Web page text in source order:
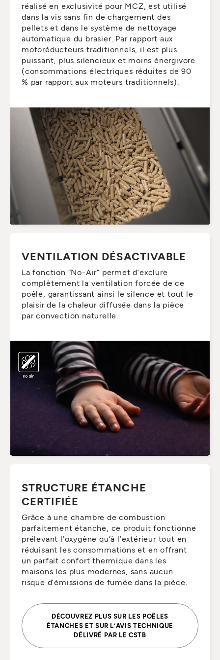
réalisé en exclusivité pour MCZ, est utilisé
dans la vis sans fin de chargement des
pellets et dans le système de nettoyage
automatique du brasier. Par rapport aux
motoréducteurs traditionnels, il est plus
puissant, plus silencieux et moins énergivore
(consommations électriques réduites de 90
% par rapport aux moteurs traditionnels).
VENTILATION DÉSACTIVABLE
La fonction “No-Air” permet d’exclure
complètement la ventilation forcée de ce
poêle, garantissant ainsi le silence et tout le
plaisir de la chaleur diffusée dans la pièce
par convection naturelle.
STRUCTURE ÉTANCHE
CERTIFIÉE
Grâce à une chambre de combustion
parfaitement étanche, ce produit fonctionne
prélevant l’oxygène qu’à l’extérieur tout en
réduisant les consommations et en offrant
un parfait confort thermique dans les
maisons les plus modernes, sans aucun
risque d’émissions de fumée dans la pièce.
DÉCOUVREZ PLUS SUR LES POÊLES
ÉTANCHES ET SUR L’AVIS TECHNIQUE
DÉLIVRÉ PAR LE CSTB